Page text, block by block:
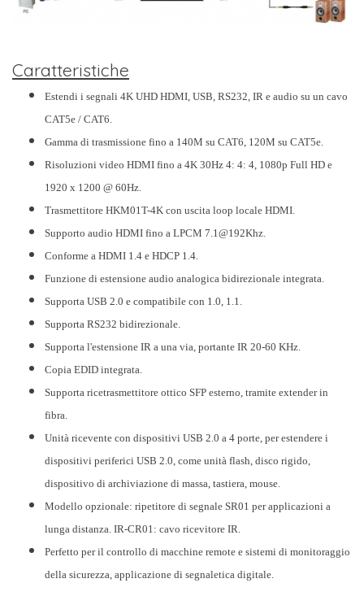
Caratteristiche
Estendi i segnali 4K UHD HDMI, USB, RS232, IR e audio su un cavo
CAT5e / CAT6.
Gamma di trasmissione fino a 140M su CAT6, 120M su CAT5e.
Risoluzioni video HDMI fino a 4K 30Hz 4: 4: 4, 1080p Full HD e
1920 x 1200 @ 60Hz.
Trasmettitore HKM01T-4K con uscita loop locale HDMI.
Supporto audio HDMI fino a LPCM 7.1@192Khz.
Conforme a HDMI 1.4 e HDCP 1.4.
Funzione di estensione audio analogica bidirezionale integrata.
Supporta USB 2.0 e compatibile con 1.0, 1.1.
Supporta RS232 bidirezionale.
Supporta l'estensione IR a una via, portante IR 20-60 KHz.
Copia EDID integrata.
Supporta ricetrasmettitore ottico SFP esterno, tramite extender in
fibra.
Unità ricevente con dispositivi USB 2.0 a 4 porte, per estendere i
dispositivi periferici USB 2.0, come unità flash, disco rigido,
dispositivo di archiviazione di massa, tastiera, mouse.
Modello opzionale: ripetitore di segnale SR01 per applicazioni a
lunga distanza. IR-CR01: cavo ricevitore IR.
Perfetto per il controllo di macchine remote e sistemi di monitoraggio
della sicurezza, applicazione di segnaletica digitale.